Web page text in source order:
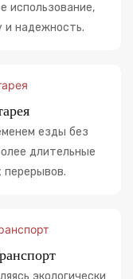
использование,
и надежность.
езды без
длительные
перерывов.
экологически